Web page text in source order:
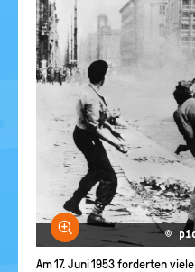
Bild
©
Am 17. Juni 1953 forderten